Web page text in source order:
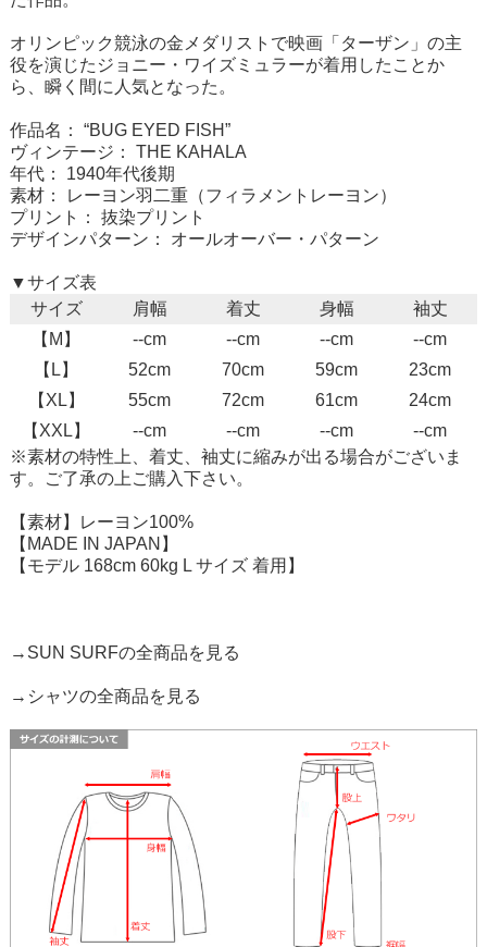
オリンピック競泳の金メダリストで映画「ターザン」の主
役を演じたジョニー・ワイズミュラーが着用したことか
ら、瞬く間に人気となった。
作品名： “BUG EYED FISH”
ヴィンテージ： THE KAHALA
年代： 1940年代後期
素材： レーヨン羽二重（フィラメントレーヨン）
プリント： 抜染プリント
デザインパターン： オールオーバー・パターン
▼サイズ表
サイズ
肩幅 着丈 身幅
袖丈
【M】
--cm --cm --cm
--cm
【L】
52cm 70cm 59cm
23cm
【XL】
55cm 72cm 61cm
24cm
【XXL】
--cm --cm --cm
--cm
※素材の特性上、着丈、袖丈に縮みが出る場合がございま
す。ご了承の上ご購入下さい。
【素材】レーヨン100%
【MADE IN JAPAN】
【モデル 168cm 60kg L サイズ 着用】
→SUN SURFの全商品を見る
→シャツの全商品を見る